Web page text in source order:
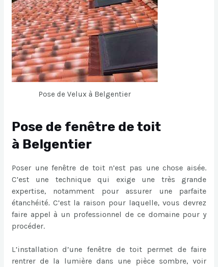
Pose de Velux à Belgentier
Pose de fenêtre de toit
à Belgentier
Poser une fenêtre de toit n’est pas une chose aisée.
C’est une technique qui exige une très grande
expertise, notamment pour assurer une parfaite
étanchéité. C’est la raison pour laquelle, vous devrez
faire appel à un professionnel de ce domaine pour y
procéder.
L’installation d’une fenêtre de toit permet de faire
rentrer de la lumière dans une pièce sombre, voir